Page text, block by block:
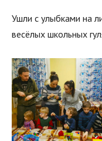
Ушли с улыбками на
весёлых школьных